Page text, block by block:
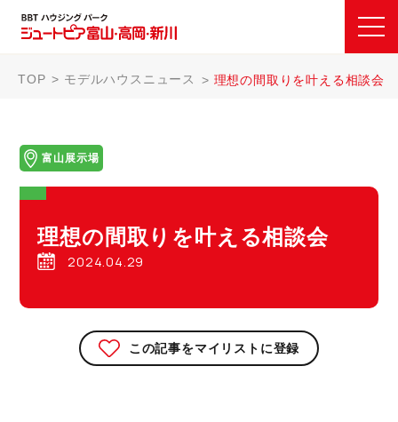
TOP モデルハウスニュース 理想の間取りを叶える相談会
富山展示場
理想の間取りを叶える相談会
2024.04.29
この記事をマイリストに登録